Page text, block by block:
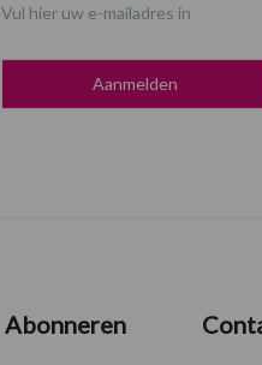
Vul hier uw e-mailadres in
Abonneren